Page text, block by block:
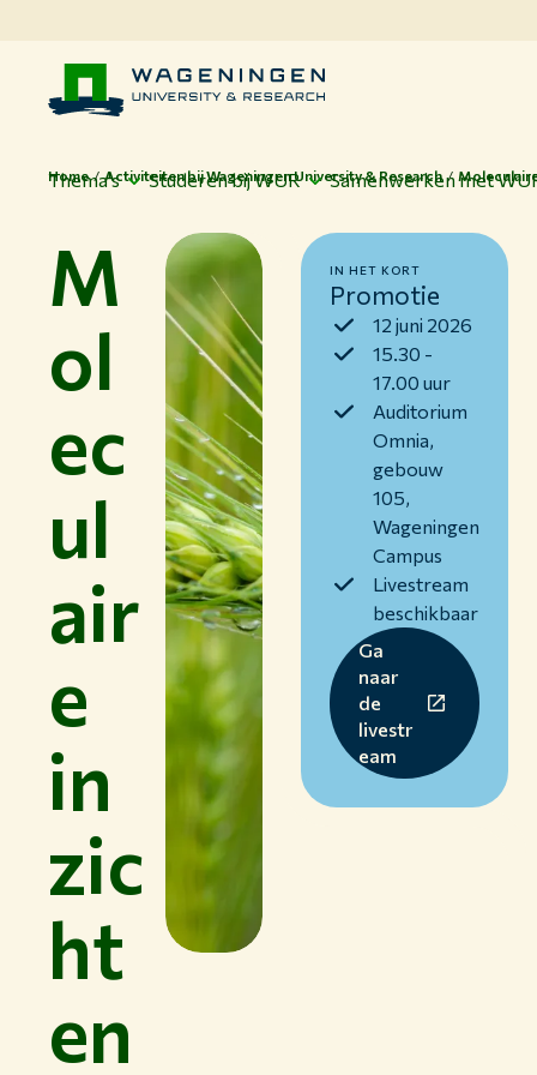
Thema's Studeren bij WUR Samenwerken met
Home Activiteiten bij Wageningen University & Research
M
ol
ec
ul
air
e
in
zic
ht
en
Promotie
IN HET KORT
12 juni 2026
15.30 -
17.00 uur
Auditorium
Omnia,
gebouw
105,
Wageningen
Campus
Livestream
beschikbaar
Ga
naar
de
livestr
eam